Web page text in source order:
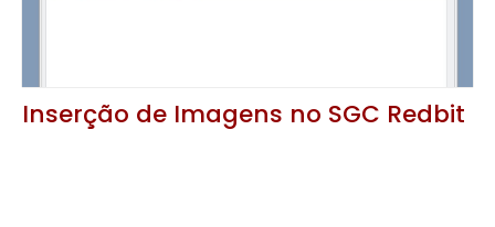
Inserção de Imagens no SGC Redbit